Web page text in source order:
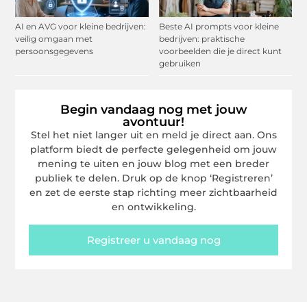
AI en AVG voor kleine bedrijven:
veilig omgaan met
persoonsgegevens
Beste AI prompts voor kleine
bedrijven: praktische
voorbeelden die je direct kunt
gebruiken
Begin vandaag nog met jouw
avontuur!
Stel het niet langer uit en meld je direct aan. Ons
platform biedt de perfecte gelegenheid om jouw
mening te uiten en jouw blog met een breder
publiek te delen. Druk op de knop ‘Registreren’
en zet de eerste stap richting meer zichtbaarheid
en ontwikkeling.
Registreer u vandaag nog